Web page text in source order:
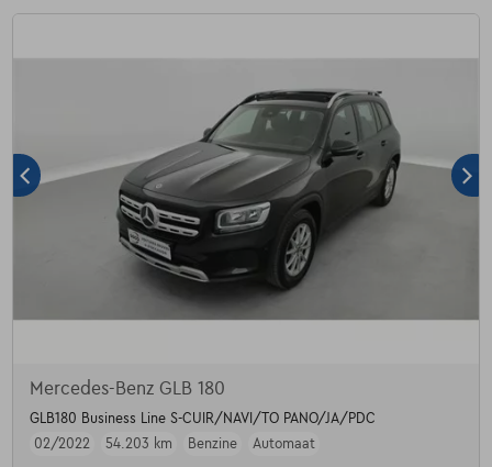
Mercedes-Benz GLB 180
GLB180 Business Line S-CUIR/NAVI/TO PANO/JA/PDC
02/2022
54.203 km Benzine Automaat